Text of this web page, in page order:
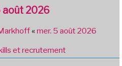
août 2026
« mer. 5 août 2026
et recrutement